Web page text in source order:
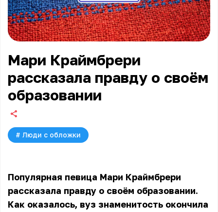
Мари Краймбрери
рассказала правду о своём
образовании
# Люди с обложки
Популярная певица Мари Краймбрери
рассказала правду о своём образовании.
Как оказалось, вуз знаменитость окончила